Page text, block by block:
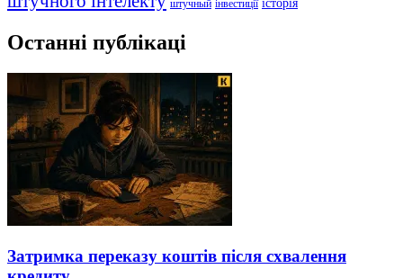
штучный інвестиції
Останні публікаці
Затримка переказу коштів після схвалення